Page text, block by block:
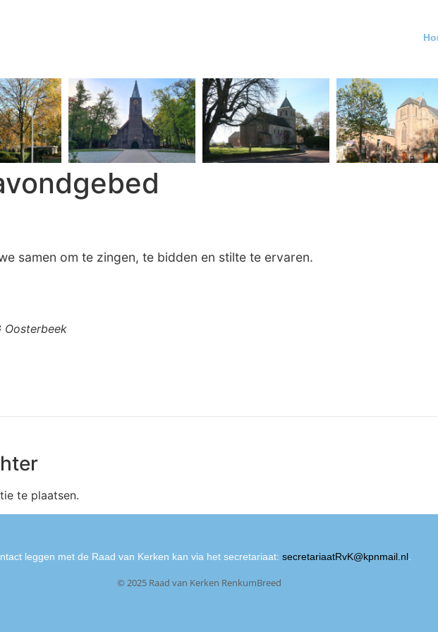
samen om te zingen, te bidden en stilte te ervaren.
Oosterbeek
te plaatsen.
leggen met de Raad van Kerken kan via het secretariaat: secretariaatRvK@kpnmail.nl.
© 2025 Raad van Kerken RenkumBreed